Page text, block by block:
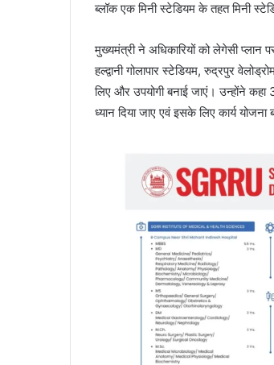
ब्लॉक एक मिनी स्टेडियम के तहत मिनी
मुख्यमंत्री ने अधिकारियों को लेगेसी प्लान
हल्द्वानी गोलापार स्टेडियम, रुद्रपुर
लिए और उपयोगी बनाई जाएं। उन्होंने कहा
ध्यान दिया जाए एवं इसके लिए कार्य योजना